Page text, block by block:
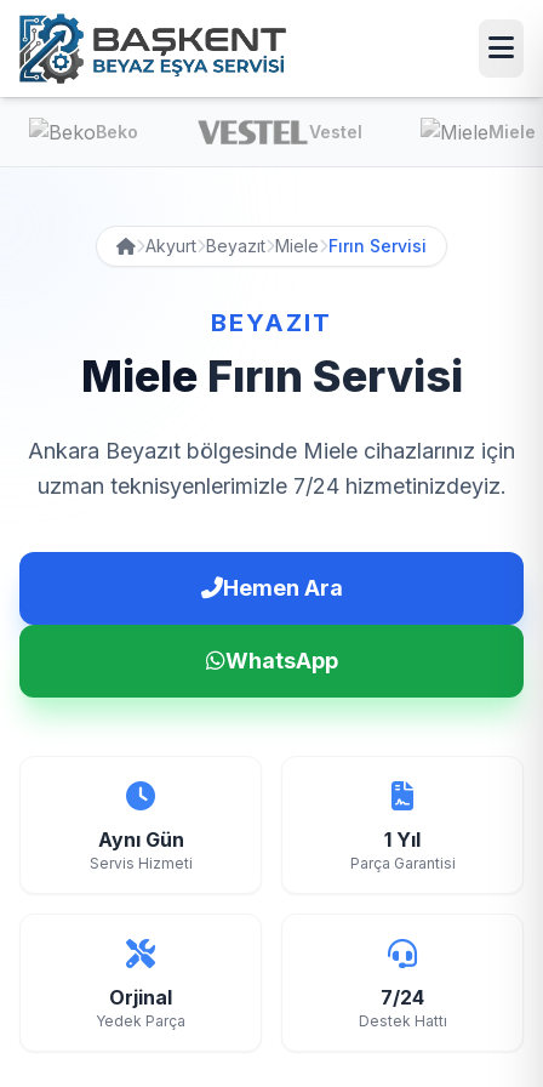
Beko Vestel Miele
Akyurt Beyazıt Miele Fırın Servisi
BEYAZIT
Miele Fırın Servisi
Ankara Beyazıt bölgesinde Miele cihazlarınız için
uzman teknisyenlerimizle 7/24 hizmetinizdeyiz.
Hemen Ara
WhatsApp
Aynı Gün
Servis Hizmeti
1 Yıl
Parça Garantisi
Orjinal
Yedek Parça
7/24
Destek Hattı